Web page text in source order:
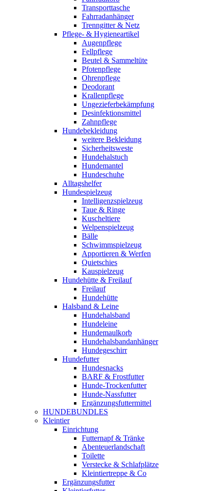
Transporttasche
Fahrradanhänger
Trenngitter & Netz
Pflege- & Hygieneartikel
Augenpflege
Fellpflege
Beutel & Sammeltüte
Pfotenpflege
Ohrenpflege
Deodorant
Krallenpflege
Ungezieferbekämpfung
Desinfektionsmittel
Zahnpflege
Hundebekleidung
weitere Bekleidung
Sicherheitsweste
Hundehalstuch
Hundemantel
Hundeschuhe
Alltagshelfer
Hundespielzeug
Intelligenzspielzeug
Taue & Ringe
Kuscheltiere
Welpenspielzeug
Bälle
Schwimmspielzeug
Apportieren & Werfen
Quietschies
Kauspielzeug
Hundehütte & Freilauf
Freilauf
Hundehütte
Halsband & Leine
Hundehalsband
Hundeleine
Hundemaulkorb
Hundehalsbandanhänger
Hundegeschirr
Hundefutter
Hundesnacks
BARF & Frostfutter
Hunde-Trockenfutter
Hunde-Nassfutter
Ergänzungsfuttermittel
HUNDEBUNDLES
Kleintier
Einrichtung
Futternapf & Tränke
Abenteuerlandschaft
Toilette
Verstecke & Schlafplätze
Kleintiertreppe & Co
Ergänzungsfutter